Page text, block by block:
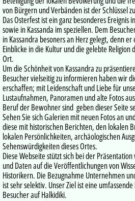
von Bürgern und Verbänden ist der Schlüssel
Das Osterfest ist ein ganz besonderes Ereignis
sowie in Kassanda im speziellen. Dem
in Kassandra besoners an Herz gelegt, denn
Einblicke in die Kultur und die gelebte Religion
Ort.
Um die Schönheit von Kassandra zu
Besucher vielseitig zu informieren haben wir
erschaffen; mit Leidenschaft und Liebe für
Lustaufnahmen, Panoramen und alte Fotos
Beruf der Bewohner sind geben dieser Seite
Sehen Sie sich Galerien mit neuen Fotos an
diese mit historischen Berichten, den lokalen
lokalen Persönlichkeiten, archäologischen
Sehenswürdigkeiten dieses Ortes.
Diese Webseite stützt sich bei der
und Daten auf die Veröffentlichungen von
Historikern. Die Bezugnahme Unternehmen
ist sehr selektiv. Unser Ziel ist eine
Besucher auf Halkidiki.